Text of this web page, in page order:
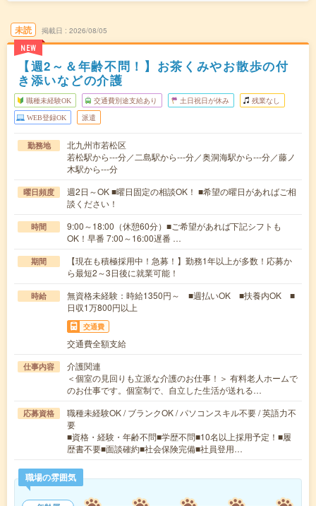
未読
NEW
掲載日 2026/08/05
【週2～＆年齢不問！】お茶くみやお散歩の付
き添いなどの介護
職種未経験OK 交通費別途支給あり 土日祝日が休み 残業なし
WEB登録OK 派遣
勤務地
北九州市若松区
若松駅から---分／二島駅から---分／奥洞海駅から---分／藤ノ
木駅から---分
曜日頻度
週2日～OK ■曜日固定の相談OK！ ■希望の曜日があればご相
談ください！
時間
9:00～18:00（休憩60分）■ご希望があれば下記シフトも
OK！早番 7:00～16:00遅番 …
期間
【現在も積極採用中！急募！】勤務1年以上が多数！応募か
ら最短2～3日後に就業可能！
時給
無資格未経験：時給1350円～ ■週払いOK ■扶養内OK ■
日収1万800円以上
交通費
交通費全額支給
仕事内容
介護関連
＜個室の見回りも立派な介護のお仕事！＞ 有料老人ホームで
のお仕事です。個室制で、自立した生活が送れる…
応募資格
職種未経験OK / ブランクOK / パソコンスキル不要 / 英語力不
要
■資格・経験・年齢不問■学歴不問■10名以上採用予定！■履
歴書不要■面談確約■社会保険完備■社員登用…
職場の雰囲気